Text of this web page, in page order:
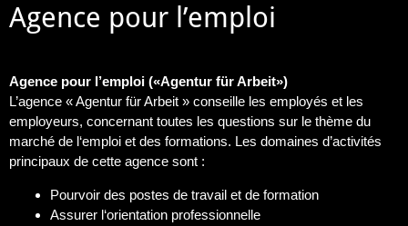
Agence pour l’emploi
Agence pour l’emploi («Agentur für Arbeit»)
L’agence « Agentur für Arbeit » conseille les employés et les
employeurs, concernant toutes les questions sur le thème du
marché de l‘emploi et des formations. Les domaines d’activités
principaux de cette agence sont :
Pourvoir des postes de travail et de formation
Assurer l‘orientation professionnelle